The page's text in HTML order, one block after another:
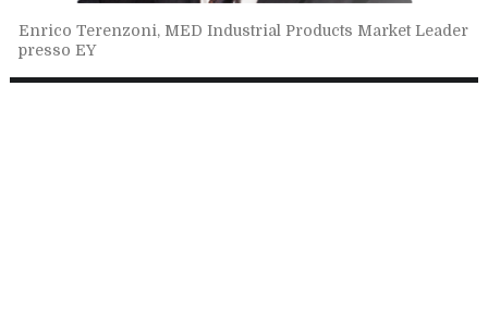
Enrico Terenzoni, MED Industrial Products Market Leader
presso EY